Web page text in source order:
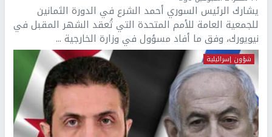
يشارك الرئيس السوري أحمد الشرع في الدورة الثمانين
للجمعية العامة للأمم المتحدة التي تُعقد الشهر المقبل في
نيويورك، وفق ما أفاد مسؤول في وزارة الخارجية ...
شؤون إسرائيلية